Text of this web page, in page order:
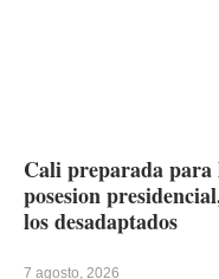
Cali preparada para
posesion
los desadaptados
7 agosto, 2026